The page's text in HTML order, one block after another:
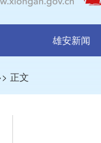
雄安新闻
正文